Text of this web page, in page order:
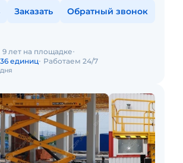
Заказать Обратный звонок
9 лет на площадке
единиц Работаем 24/7